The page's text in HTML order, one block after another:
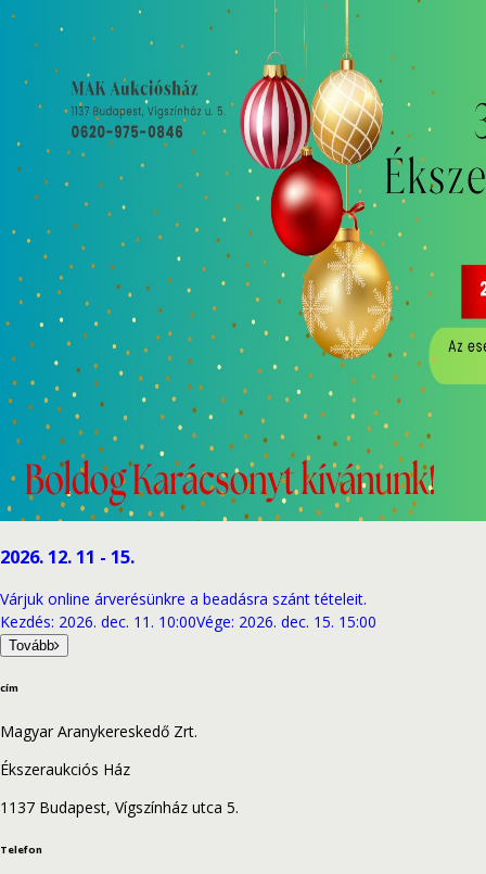
2026. 12. 11 - 15.
Várjuk online árverésünkre a beadásra szánt tételeit.
Kezdés: 2026. dec. 11. 10:00Vége: 2026. dec. 15. 15:00
Tovább
cím
Magyar Aranykereskedő Zrt.
Ékszeraukciós Ház
1137 Budapest, Vígszínház utca 5.
Telefon